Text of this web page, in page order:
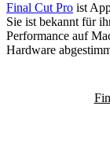
Final Cut Pro ist
Sie ist bekannt für
Performance auf
Hardware